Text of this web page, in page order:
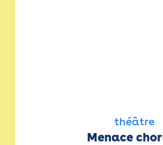
théâtre
Menace